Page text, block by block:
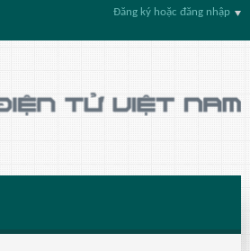
Đăng ký hoặc đăng nhập